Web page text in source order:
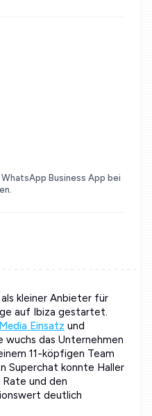
Business App bei
kleiner Anbieter für
auf Ibiza gestartet.
Einsatz und
wuchs das Unternehmen
11-köpfigen Team
Superchat konnte Haller
Rate und den
deutlich